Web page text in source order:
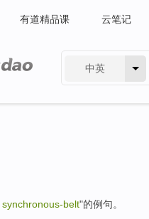
有道精品课 云笔记
中英
synchronous-belt"的例句。